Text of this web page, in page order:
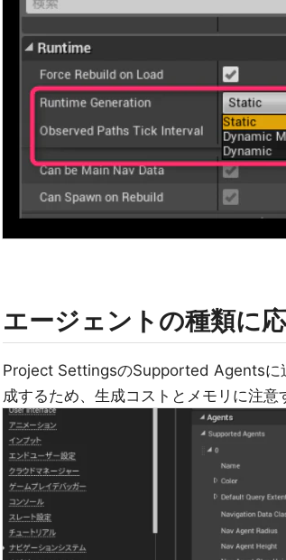
エージェントの種類に
Project SettingsのSupported Agentsに
成するため、生成コストとメモリに注意